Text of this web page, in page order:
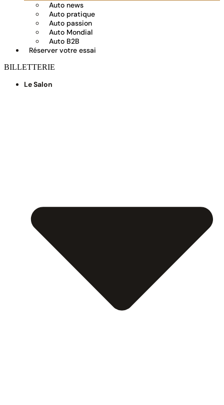
Auto news
Auto pratique
Auto passion
Auto Mondial
Auto B2B
Réserver votre essai
BILLETTERIE
Le Salon